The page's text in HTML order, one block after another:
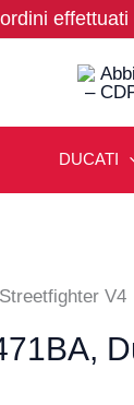
DUCATI
V4